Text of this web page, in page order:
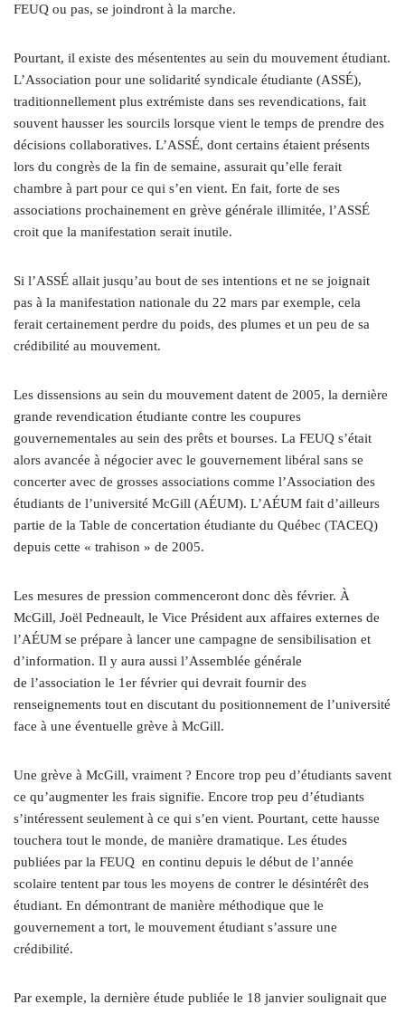
FEUQ ou pas, se joindront à la marche.
Pourtant, il existe des mésententes au sein du mouvement étudiant.
L’Association pour une solidarité syndicale étudiante (ASSÉ),
traditionnellement plus extrémiste dans ses revendications, fait
souvent hausser les sourcils lorsque vient le temps de prendre des
décisions collaboratives. L’ASSÉ, dont certains étaient présents
lors du congrès de la fin de semaine, assurait qu’elle ferait
chambre à part pour ce qui s’en vient. En fait, forte de ses
associations prochainement en grève générale illimitée, l’ASSÉ
croit que la manifestation serait inutile.
Si l’ASSÉ allait jusqu’au bout de ses intentions et ne se joignait
pas à la manifestation nationale du 22 mars par exemple, cela
ferait certainement perdre du poids, des plumes et un peu de sa
crédibilité au mouvement.
Les dissensions au sein du mouvement datent de 2005, la dernière
grande revendication étudiante contre les coupures
gouvernementales au sein des prêts et bourses. La FEUQ s’était
alors avancée à négocier avec le gouvernement libéral sans se
concerter avec de grosses associations comme l’Association des
étudiants de l’université McGill (AÉUM). L’AÉUM fait d’ailleurs
partie de la Table de concertation étudiante du Québec (TACEQ)
depuis cette « trahison » de 2005.
Les mesures de pression commenceront donc dès février. À
McGill, Joël Pedneault, le Vice Président aux affaires externes de
l’AÉUM se prépare à lancer une campagne de sensibilisation et
d’information. Il y aura aussi l’Assemblée générale
de l’association le 1er février qui devrait fournir des
renseignements tout en discutant du positionnement de l’université
face à une éventuelle grève à McGill.
Une grève à McGill, vraiment ? Encore trop peu d’étudiants savent
ce qu’augmenter les frais signifie. Encore trop peu d’étudiants
s’intéressent seulement à ce qui s’en vient. Pourtant, cette hausse
touchera tout le monde, de manière dramatique. Les études
publiées par la FEUQ en continu depuis le début de l’année
scolaire tentent par tous les moyens de contrer le désintérêt des
étudiant. En démontrant de manière méthodique que le
gouvernement a tort, le mouvement étudiant s’assure une
crédibilité.
Par exemple, la dernière étude publiée le 18 janvier soulignait que